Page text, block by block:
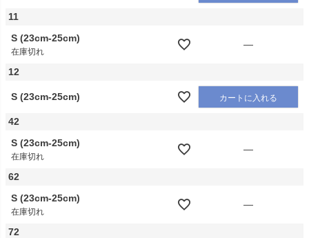
11
S (23cm-25cm)
在庫切れ
—
12
S (23cm-25cm) カートに入れる
42
S (23cm-25cm)
在庫切れ
—
62
S (23cm-25cm)
在庫切れ
—
72